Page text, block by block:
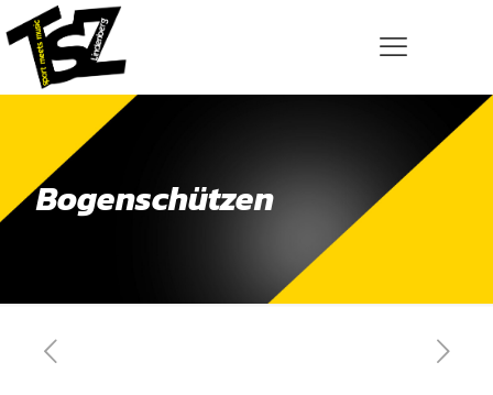
Bogenschützen